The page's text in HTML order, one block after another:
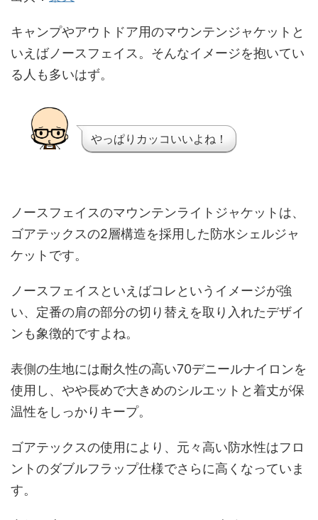
キャンプやアウトドア用のマウンテンジャケットと
いえばノースフェイス。そんなイメージを抱いてい
る人も多いはず。
やっぱりカッコいいよね！
ノースフェイスのマウンテンライトジャケットは、
ゴアテックスの2層構造を採用した防水シェルジャ
ケットです。
ノースフェイスといえばコレというイメージが強
い、定番の肩の部分の切り替えを取り入れたデザイ
ンも象徴的ですよね。
表側の生地には耐久性の高い70デニールナイロンを
使用し、やや長めで大きめのシルエットと着丈が保
温性をしっかりキープ。
ゴアテックスの使用により、元々高い防水性はフロ
ントのダブルフラップ仕様でさらに高くなっていま
す。